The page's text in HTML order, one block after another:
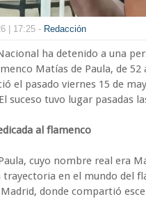
| 17:25 - Redacción
ha detenido a una
Matías de Paula, de 52
el pasado viernes 15 de
suceso tuvo lugar pasadas
al flamenco
cuyo nombre real era
trayectoria en el mundo del
donde compartió